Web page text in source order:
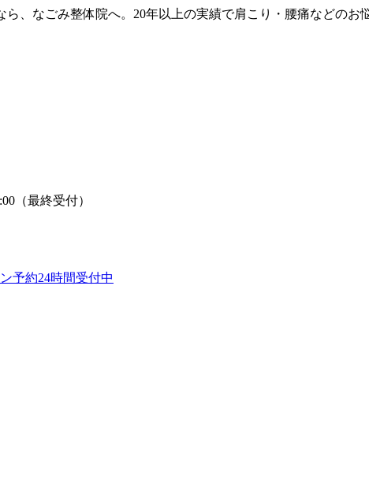
ら、なごみ整体院へ。20年以上の実績で肩こり・腰痛などのお
（最終受付）